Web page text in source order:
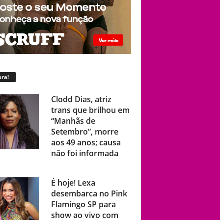
Clodd Dias, atriz
trans que brilhou em
“Manhãs de
Setembro”, morre
aos 49 anos; causa
não foi informada
É hoje! Lexa
desembarca no Pink
Flamingo SP para
show ao vivo com